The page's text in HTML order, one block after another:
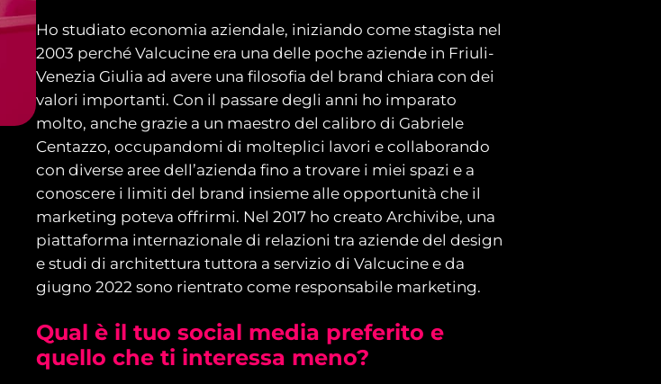
Ho studiato economia aziendale, iniziando come stagista nel
2003 perché Valcucine era una delle poche aziende in Friuli-
Venezia Giulia ad avere una filosofia del brand chiara con dei
valori importanti. Con il passare degli anni ho imparato
molto, anche grazie a un maestro del calibro di Gabriele
Centazzo, occupandomi di molteplici lavori e collaborando
con diverse aree dell’azienda fino a trovare i miei spazi e a
conoscere i limiti del brand insieme alle opportunità che il
marketing poteva offrirmi. Nel 2017 ho creato Archivibe, una
piattaforma internazionale di relazioni tra aziende del design
e studi di architettura tuttora a servizio di Valcucine e da
giugno 2022 sono rientrato come responsabile marketing.
Qual è il tuo social media preferito e
quello che ti interessa meno?